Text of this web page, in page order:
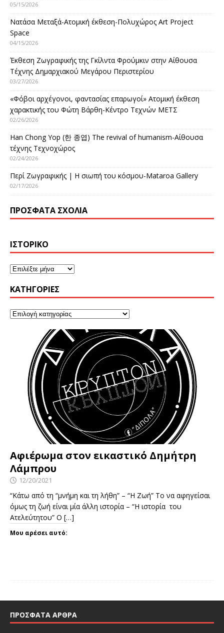
05/15/2026
Νατάσα Μεταξά-Ατομική έκθεση-Πολυχώρος Art Project
Space
04/15/2026
Έκθεση Ζωγραφικής της Γκίλντα Φρούμκιν στην Αίθουσα
Τέχνης Δημαρχιακού Μεγάρου Περιστερίου
03/27/2026
«Φόβοι αρχέγονοι, φαντασίας επαρωγοί» Ατομική έκθεση
χαρακτικής του Φώτη Βάρθη-Κέντρο Τεχνών ΜΕΤΣ
02/26/2026
Han Chong Yop (한 종엽) The revival of humanism-Αίθουσα
τέχνης Τεχνοχώρος
02/24/2026
Περί Ζωγραφικής | Η σιωπή του κόσμου-Mataroa Gallery
02/17/2026
ΠΡΌΣΦΑΤΑ ΣΧΌΛΙΑ
ΙΣΤΟΡΙΚΌ
KΑΤΗΓΟΡΊΕΣ
Αφιέρωμα στον εικαστικό Δημήτρη
Λάμπρου
12/20/2021
“Κάτω από τη “μνήμη και τη λήθη” – “Η Ζωή” Το να αφηγείσαι
όμως τη ζωή είναι μία άλλη ιστορία – “Η ιστορία του
Ατελεύτητου” Ο […]
Μου αρέσει αυτό:
ΠΡΌΣΦΑΤΑ ΆΡΘΡΑ